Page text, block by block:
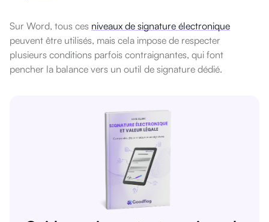
Sur Word, tous ces niveaux de signature électronique
peuvent être utilisés, mais cela impose de respecter
plusieurs conditions parfois contraignantes, qui font
pencher la balance vers un outil de signature dédié.